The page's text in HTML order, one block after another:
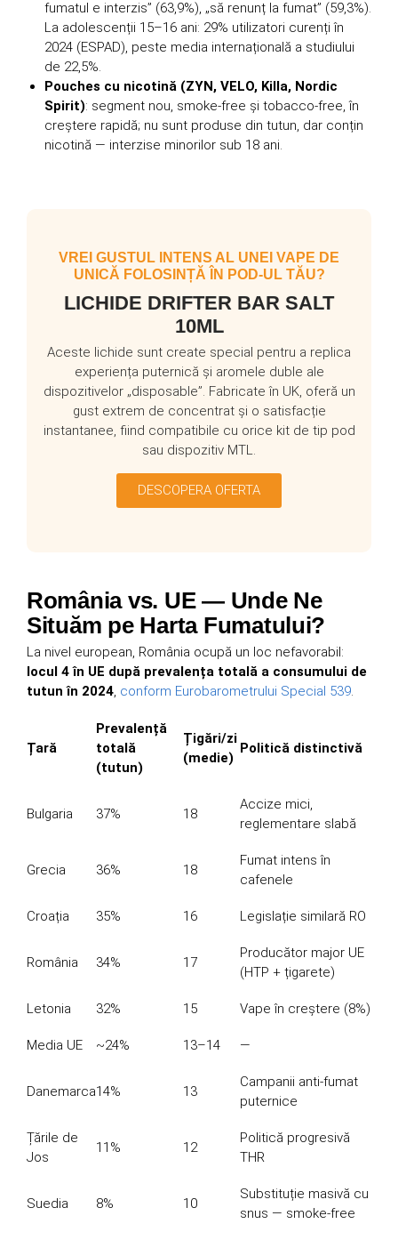
fumatul e interzis” (63,9%), „să renunț la fumat” (59,3%).
La adolescenții 15–16 ani: 29% utilizatori curenți în
2024 (ESPAD), peste media internațională a studiului
de 22,5%.
Pouches cu nicotină (ZYN, VELO, Killa, Nordic
Spirit): segment nou, smoke-free și tobacco-free, în
creștere rapidă; nu sunt produse din tutun, dar conțin
nicotină — interzise minorilor sub 18 ani.
VREI GUSTUL INTENS AL UNEI VAPE DE
UNICĂ FOLOSINȚĂ ÎN POD-UL TĂU?
LICHIDE DRIFTER BAR SALT
10ML
Aceste lichide sunt create special pentru a replica
experiența puternică și aromele duble ale
dispozitivelor „disposable”. Fabricate în UK, oferă un
gust extrem de concentrat și o satisfacție
instantanee, fiind compatibile cu orice kit de tip pod
sau dispozitiv MTL.
DESCOPERA OFERTA
România vs. UE — Unde Ne
Situăm pe Harta Fumatului?
La nivel european, România ocupă un loc nefavorabil:
locul 4 în UE după prevalența totală a consumului de
tutun în 2024, conform Eurobarometrului Special 539.
Țară
Prevalență
totală
(tutun)
Țigări/zi
(medie)
Politică distinctivă
Bulgaria 37% 18
Accize mici,
reglementare slabă
Grecia 36% 18
Fumat intens în
cafenele
Croația 35% 16 Legislație similară RO
România 34% 17
Producător major UE
(HTP + țigarete)
Letonia 32% 15 Vape în creștere (8%)
Media UE ~24% 13–14 —
Danemarca14% 13
Campanii anti-fumat
puternice
Țările de
Jos
11% 12
Politică progresivă
THR
Suedia 8% 10
Substituție masivă cu
snus — smoke-free